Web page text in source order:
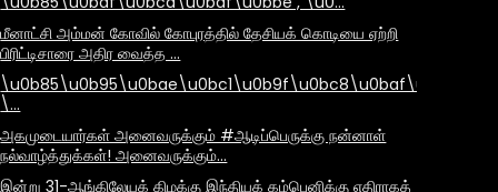
மீனாட்சி அம்மன் கோவில் கோபுரத்தில் தேசியக் கொடியை ஏற்றி
பிரிட்டிசாரை அதிர வைத்த …
\…
அகமுடையார்கள் அனைவருக்கும் #ஆடிப்பெருக்கு நன்னாள்
நல்வாழ்த்துக்கள்! அனைவருக்கும்…
இன்று 31-ஆங்கிலேயக் கிழக்கு இந்தியக் கம்பெனிக்கு எதிராகத்